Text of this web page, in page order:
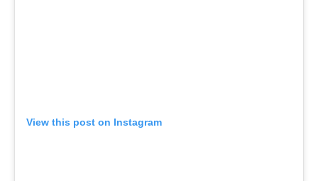
View this post on Instagram